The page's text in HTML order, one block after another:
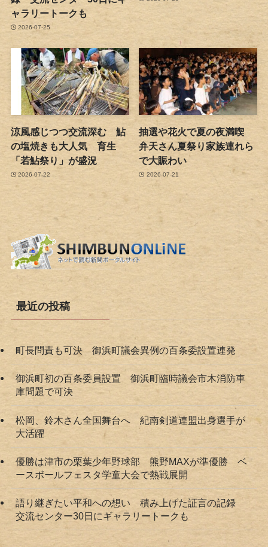
ャラリートークも
2026-07-25
涼風感じつつ交流深む 鮎
の塩焼きも大人気 育生
「若鮎祭り」が盛況
2026-07-22
抽選や花火で夏の夜満喫
弁天さん夏祭り家族連れら
で大賑わい
2026-07-21
最近の投稿
町長問責も可決 御浜町議会異例の百条委設置連発
御浜町初の百条委員設置 御浜町臨時議会市木消防車
庫問題で可決
松岡、鈴木さん全国舞台へ 紀南剣道連盟出身選手が
大活躍
優勝は津市の栗葉少年野球部 熊野MAXが準優勝 ベ
ースボールフェスタ学童大会で熱戦展開
語り継ぎたい平和への想い 積み上げた証言の記録
交流センター30日にギャラリートークも